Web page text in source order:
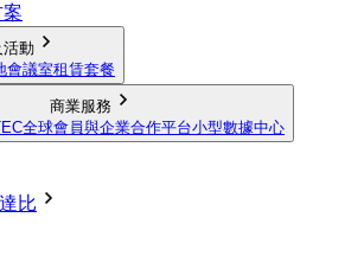
活動
會議室租賃套餐
商業服務
全球會員與企業合作平台小型數據中心
比